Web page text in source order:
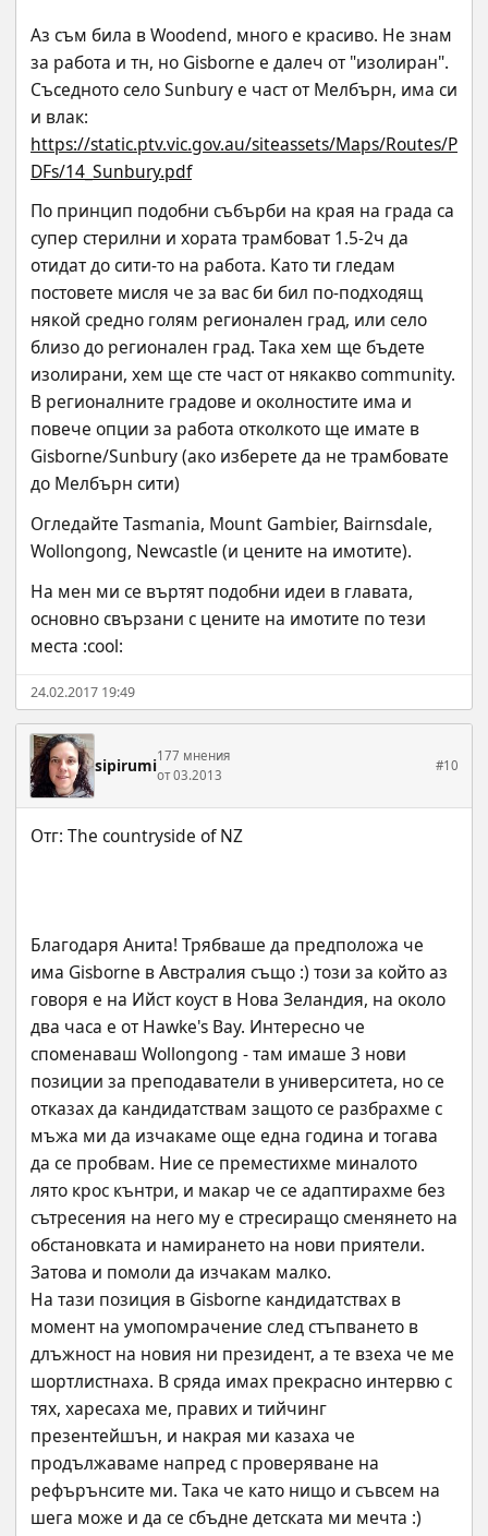
Аз съм била в Woodend, много е красиво. Не знам
за работа и тн, но Gisborne е далеч от "изолиран".
Съседното село Sunbury е част от Мелбърн, има си
и влак:
https://static.ptv.vic.gov.au/siteassets/Maps/Routes/P
DFs/14_Sunbury.pdf
По принцип подобни събърби на края на града са
супер стерилни и хората трамбоват 1.5-2ч да
отидат до сити-то на работа. Като ти гледам
постовете мисля че за вас би бил по-подходящ
някой средно голям регионален град, или село
близо до регионален град. Така хем ще бъдете
изолирани, хем ще сте част от някакво community.
В регионалните градове и околностите има и
повече опции за работа отколкото ще имате в
Gisborne/Sunbury (ако изберете да не трамбовате
до Мелбърн сити)
Огледайте Tasmania, Mount Gambier, Bairnsdale,
Wollongong, Newcastle (и цените на имотите).
На мен ми се въртят подобни идеи в главата,
основно свързани с цените на имотите по тези
места :cool:
24.02.2017 19:49
sipirumi177 мнения
от 03.2013
#10
Благодаря Анита! Трябваше да предположа че
има Gisborne в Австралия също :) този за който аз
говоря е на Ийст коуст в Нова Зеландия, на около
два часа е от Hawke's Bay. Интересно че
споменаваш Wollongong - там имаше 3 нови
позиции за преподаватели в университета, но се
отказах да кандидатствам защото се разбрахме с
мъжа ми да изчакаме още една година и тогава
да се пробвам. Ние се преместихме миналото
лято крос кънтри, и макар че се адаптирахме без
сътресения на него му е стресиращо сменянето на
обстановката и намирането на нови приятели.
Затова и помоли да изчакам малко.
На тази позиция в Gisborne кандидатствах в
момент на умопомрачение след стъпването в
длъжност на новия ни президент, а те взеха че ме
шортлистнаха. В сряда имах прекрасно интервю с
тях, харесаха ме, правих и тийчинг
презентейшън, и накрая ми казаха че
продължаваме напред с проверяване на
рефърънсите ми. Така че като нищо и съвсем на
шега може и да се сбъдне детската ми мечта :)